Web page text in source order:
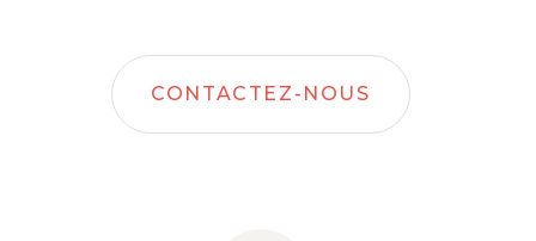
CONTACTEZ-NOUS